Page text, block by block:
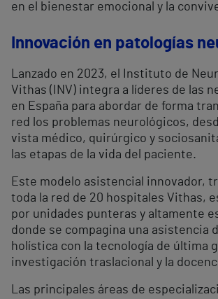
en el bienestar emocional y la
Innovación en patologías
Lanzado en 2023, el Instituto de
Vithas (INV) integra a líderes de las
en España para abordar de forma
red los problemas neurológicos,
vista médico, quirúrgico y
las etapas de la vida del paciente.
Este modelo asistencial innovador,
toda la red de 20 hospitales Vithas,
por unidades punteras y altamente
donde se compagina una asistencia
holística con la tecnología de última
investigación traslacional y la
Las principales áreas de